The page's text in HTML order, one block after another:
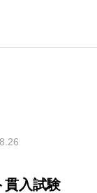
貫入試験